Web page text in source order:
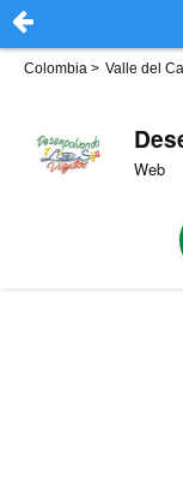
Colombia > Valle del
Web